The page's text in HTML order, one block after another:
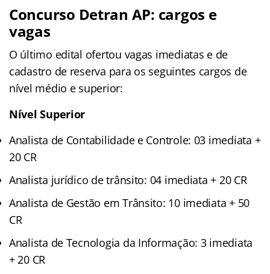
Concurso Detran AP: cargos e
vagas
O último edital ofertou vagas imediatas e de
cadastro de reserva para os seguintes cargos de
nível médio e superior:
Nível Superior
Analista de Contabilidade e Controle: 03 imediata +
20 CR
Analista jurídico de trânsito: 04 imediata + 20 CR
Analista de Gestão em Trânsito: 10 imediata + 50
CR
Analista de Tecnologia da Informação: 3 imediata
+ 20 CR